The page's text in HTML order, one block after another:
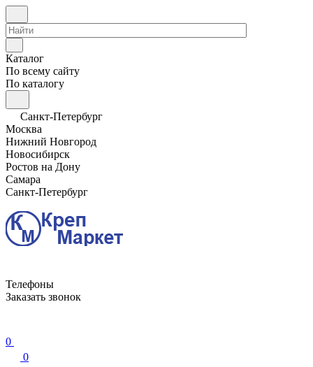
Каталог
По всему сайту
По каталогу
Санкт-Петербург
Москва
Нижний Новгород
Новосибирск
Ростов на Дону
Самара
Санкт-Петербург
Телефоны
Заказать звонок
0
0